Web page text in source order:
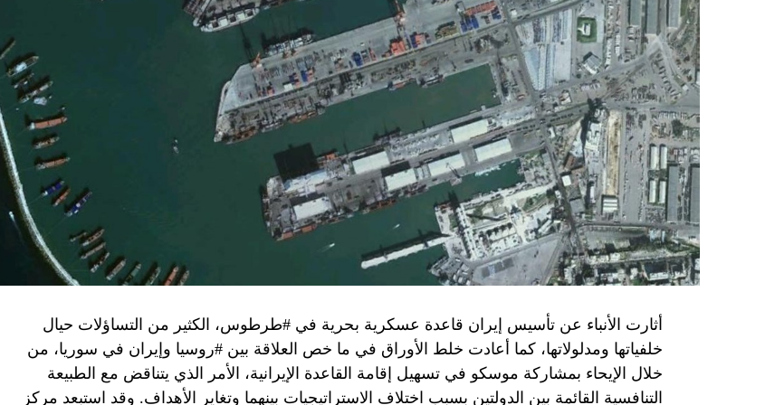
المعضلة الأساسية هي أن نتنياهو يعرض المجتمع الإسرائيلي والمنطقة للخطر.
حماس وافقت على الإطار الرئيسي الذي قدمه جو بايدن وقالت إنها وافقت على تصورات يوليو.
حماس تدرك أن وقف إطلاق النار مصلحة لفلسطين والمنطقة.
برنامج نتنياهو لا يريد السلام في المنطقة، وهو من سمح ببقاء حماس في الحكم.
حماس منذ ديسمبر قدمت لمصر رأيا يقول إنها مستعدة لحكومة وفاق وطني تمهيدا لإجراء انتخابات بعد ثلاث
أو أربع سنوات.
الجدية تقتضي أن يجري توافق على حكومة وفاق وطني.
الأمن الإسرائيلي يقول أنه لا يوجد سبب أمني للتواجد في محوار فيلادلفيا، ونتنياهو لا يريد الإصغاء.
SkyNewsArabia
أثارت الأنباء عن تأسيس إيران قاعدة عسكرية بحرية في #طرطوس، الكثير من التساؤلات حيال
خلفياتها ومدلولاتها، كما أعادت خلط الأوراق في ما خص العلاقة بين #روسيا وإيران في سوريا، من
خلال الإيحاء بمشاركة موسكو في تسهيل إقامة القاعدة الإيرانية، الأمر الذي يتناقض مع الطبيعة
التنافسية القائمة بين الدولتين بسبب اختلاف الاستراتيجيات بينهما وتغاير الأهداف. وقد استبعد مركز